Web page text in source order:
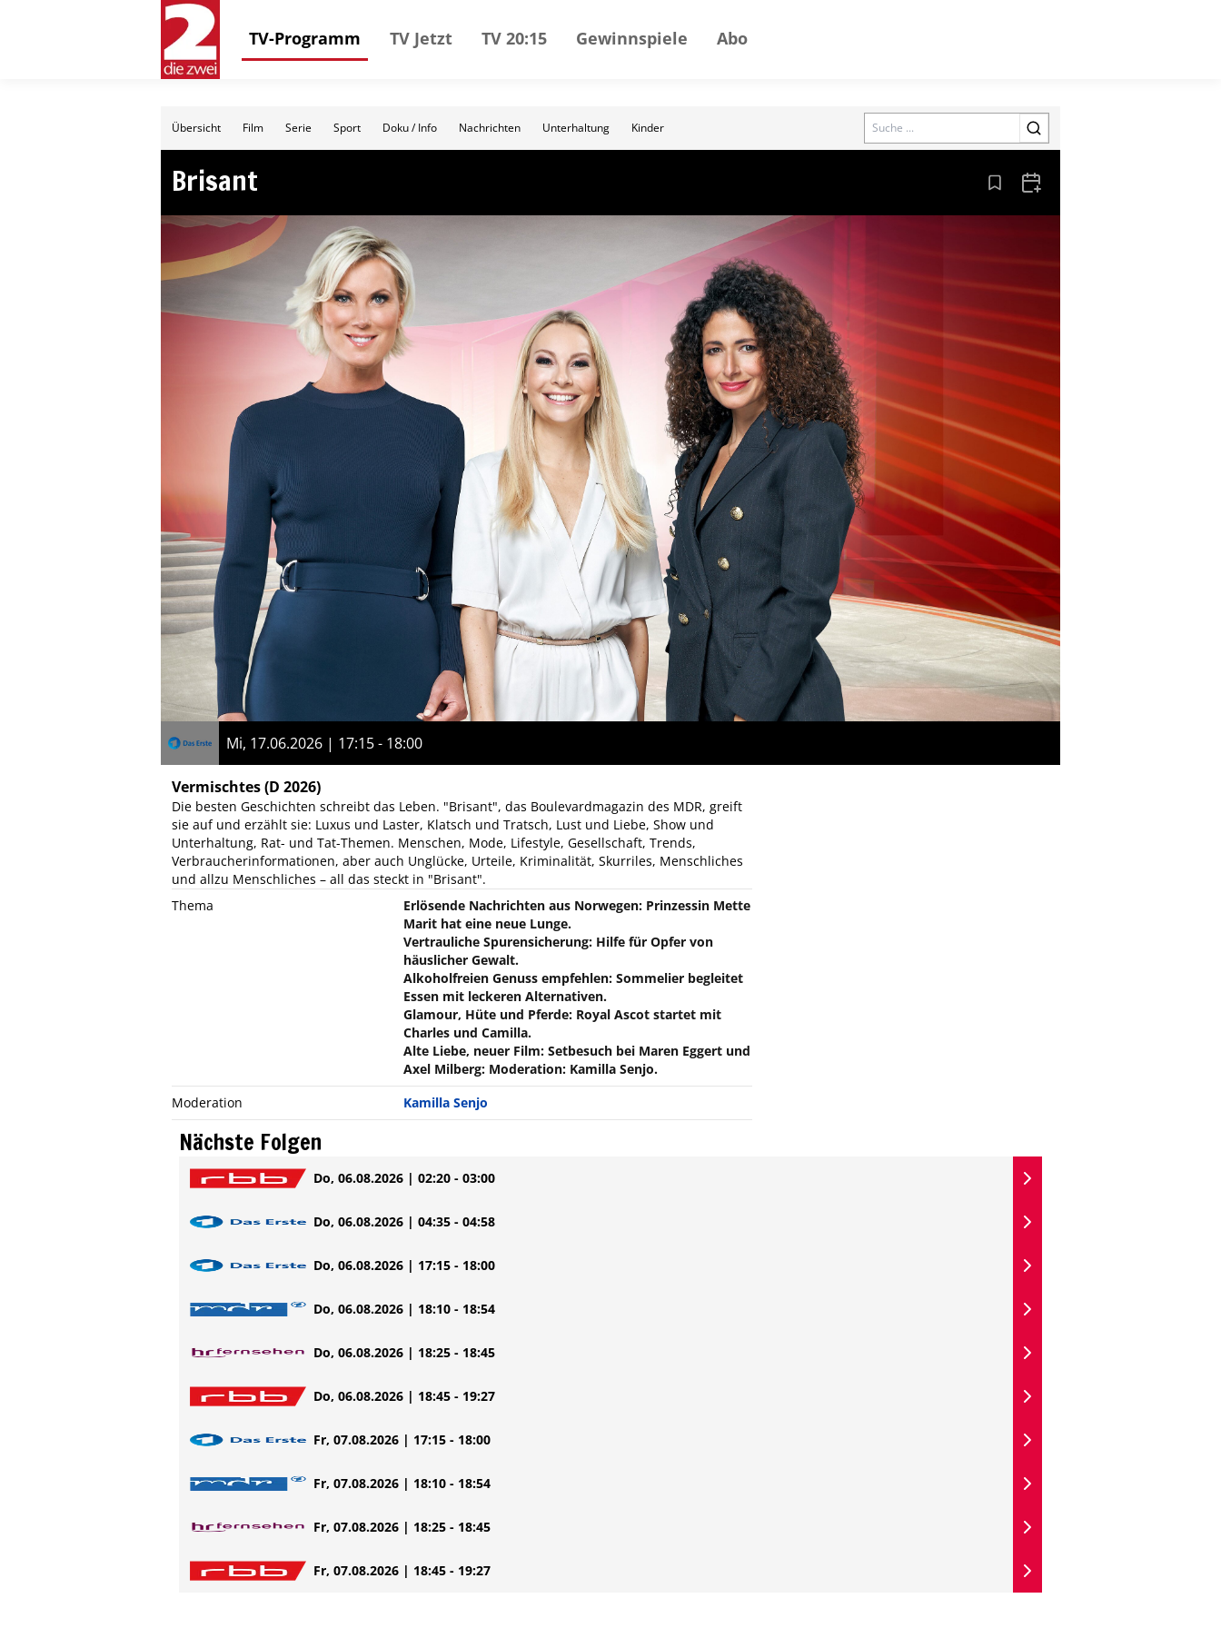
TV-Programm TV Jetzt TV 20:15 Gewinnspiele Abo
Übersicht Film Serie Sport Doku / Info Nachrichten Unterhaltung Kinder Search
Brisant Aus den Lesezeichen entfernen
Zum Kalender hinzufügen
Mi, 17.06.2026 | 17:15 - 18:00
Vermischtes(D 2026)
Die besten Geschichten schreibt das Leben. "Brisant", das Boulevardmagazin des MDR, greift
sie auf und erzählt sie: Luxus und Laster, Klatsch und Tratsch, Lust und Liebe, Show und
Unterhaltung, Rat- und Tat-Themen. Menschen, Mode, Lifestyle, Gesellschaft, Trends,
Verbraucherinformationen, aber auch Unglücke, Urteile, Kriminalität, Skurriles, Menschliches
und allzu Menschliches – all das steckt in "Brisant".
Thema
Erlösende Nachrichten aus Norwegen: Prinzessin Mette
Marit hat eine neue Lunge.
Vertrauliche Spurensicherung: Hilfe für Opfer von
häuslicher Gewalt.
Alkoholfreien Genuss empfehlen: Sommelier begleitet
Essen mit leckeren Alternativen.
Glamour, Hüte und Pferde: Royal Ascot startet mit
Charles und Camilla.
Alte Liebe, neuer Film: Setbesuch bei Maren Eggert und
Axel Milberg: Moderation: Kamilla Senjo.
Moderation
Kamilla Senjo
Nächste Folgen
Do, 06.08.2026 | 02:20 - 03:00
Do, 06.08.2026 | 04:35 - 04:58
Do, 06.08.2026 | 17:15 - 18:00
Do, 06.08.2026 | 18:10 - 18:54
Do, 06.08.2026 | 18:25 - 18:45
Do, 06.08.2026 | 18:45 - 19:27
Fr, 07.08.2026 | 17:15 - 18:00
Fr, 07.08.2026 | 18:10 - 18:54
Fr, 07.08.2026 | 18:25 - 18:45
Fr, 07.08.2026 | 18:45 - 19:27